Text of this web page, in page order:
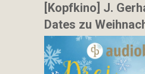
[Kopfkino] J.
Dates zu